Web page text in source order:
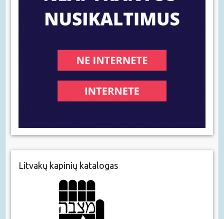
Litvakų kapinių katalogas